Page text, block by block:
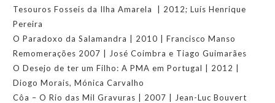
Tesouros Fosseis da Ilha Amarela | 2012; Luís Henrique
Pereira
O Paradoxo da Salamandra | 2010 | Francisco Manso
Remomerações 2007 | José Coimbra e Tiago Guimarães
O Desejo de ter um Filho: A PMA em Portugal | 2012 |
Diogo Morais, Mónica Carvalho
Côa – O Rio das Mil Gravuras | 2007 | Jean-Luc Bouvert